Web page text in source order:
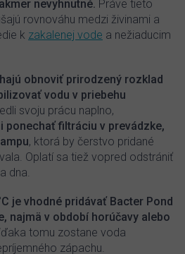
nevyhnutné. Práve tieto
rovnováhu medzi živinami a
k zakalenej vode a nežiaducim
obnoviť prirodzený rozklad
vodu v priebehu
svoju prácu naplno,
ponechať filtráciu v prevádzke,
, ktorá by čerstvo pridané
Oplatí sa tiež vopred odstrániť
dna.
je vhodné pridávať Bacter Pond
najmä v období horúčavy alebo
tomu zostane voda
zápachu.